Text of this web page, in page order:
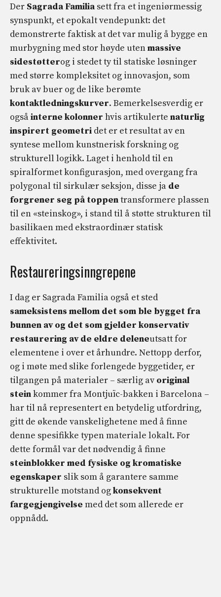
Der Sagrada Familia sett fra et ingeniørmessig
synspunkt, et epokalt vendepunkt: det
demonstrerte faktisk at det var mulig å bygge en
murbygning med stor høyde utenmassive
sidestøtterog i stedet ty til statiske løsninger
med større kompleksitet og innovasjon, som
bruk av buer og de like berømte
kontaktledningskurver. Bemerkelsesverdig er
ogsåinterne kolonner hvis artikulerte naturlig
inspirert geometri det er et resultat av en
syntese mellom kunstnerisk forskning og
strukturell logikk. Laget i henhold til en
spiralformet konfigurasjon, med overgang fra
polygonal til sirkulær seksjon, disse ja de
forgrener seg på toppentransformere plassen
til en «steinskog», i stand til å støtte strukturen til
basilikaen med ekstraordinær statisk
effektivitet.
Restaureringsinngrepene
I dag er Sagrada Familia også et sted
sameksistens mellom det som ble bygget fra
bunnen av og det som gjelder konservativ
restaurering av de eldre deleneutsatt for
elementene i over et århundre. Nettopp derfor,
og i møte med slike forlengede byggetider, er
tilgangen på materialer – særlig av original
steinkommer fra Montjuïc-bakken i Barcelona –
har til nå representert en betydelig utfordring,
gitt de økende vanskelighetene med å finne
denne spesifikke typen materiale lokalt. For
dette formål var det nødvendig å finne
steinblokker med fysiske og kromatiske
egenskaper slik som å garantere samme
strukturelle motstand ogkonsekvent
fargegjengivelse med det som allerede er
oppnådd.